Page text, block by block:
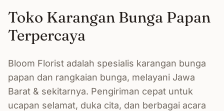
Toko Karangan Bunga Papan
Terpercaya
Bloom Florist adalah spesialis karangan bunga
papan dan rangkaian bunga, melayani Jawa
Barat & sekitarnya. Pengiriman cepat untuk
ucapan selamat, duka cita, dan berbagai acara